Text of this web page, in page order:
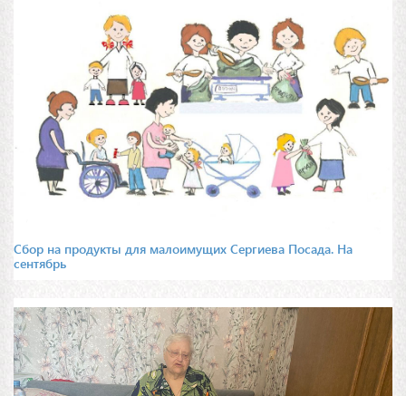
Сбор на продукты для малоимущих Сергиева Посада. На
сентябрь